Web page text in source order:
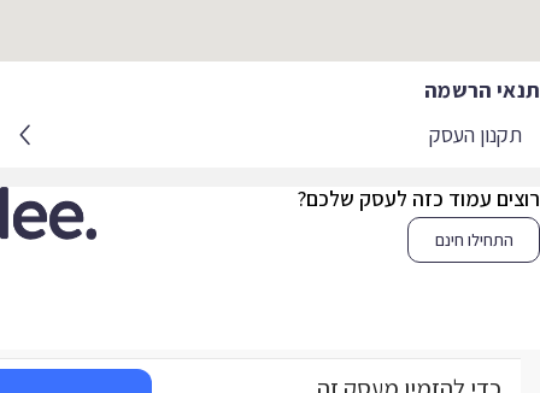
הרשמה
תקנון העסק
עמוד כזה לעסק שלכם?
התחילו חינם